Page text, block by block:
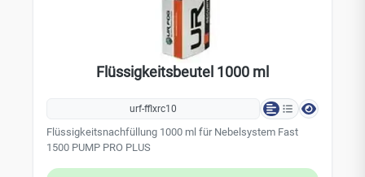
Ah (nicht im Lieferumfang enthalten) Eingänge: 4
Abmessungen: 440 x 435 x 305 mm
Flüssigkeitsbeutel 1000 ml
urf-fflxrc10
Flüssigkeitsnachfüllung 1000 ml für Nebelsystem Fast